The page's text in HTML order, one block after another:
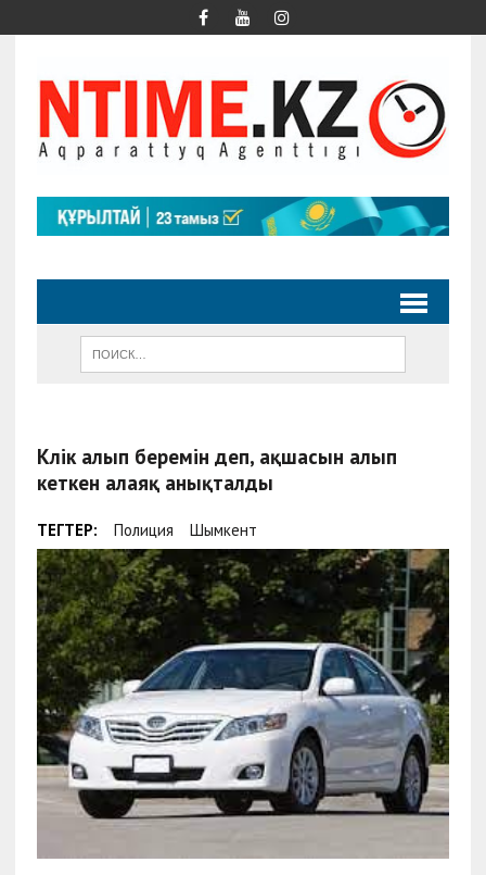
Көлік алып беремін деп, ақшасын алып
кеткен алаяқ анықталды
ТЕГТЕР: Полиция Шымкент